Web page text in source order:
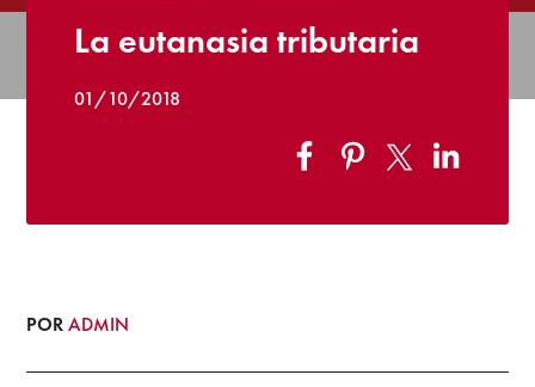
La eutanasia tributaria
01/10/2018
PORADMIN